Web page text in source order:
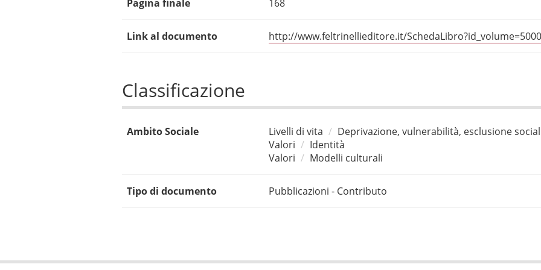
Pagina finale 168
Link al documento http://www.feltrinellieditore.it/
Classificazione
Ambito Sociale Livelli di vita
Deprivazione, vulnerabilità, esclusione
Valori
Identità
Valori
Modelli culturali
Tipo di documento Pubblicazioni - Contributo